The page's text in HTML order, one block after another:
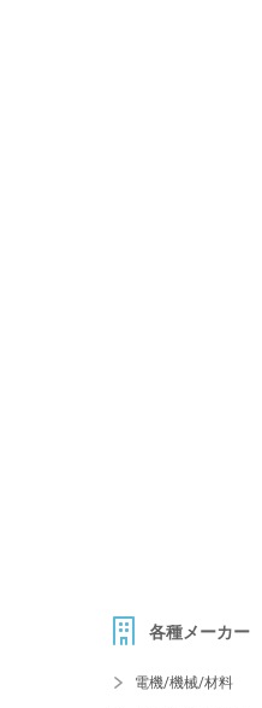
各種メーカー
電機/機械/材料